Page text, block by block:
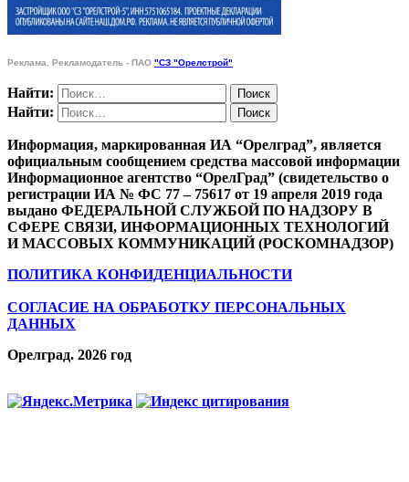
Реклама. Рекламодатель - ПАО "СЗ "Орелстрой"
Найти:
Найти:
Информация, маркированная ИА “Орелград”, является
официальным сообщением средства массовой информации
Информационное агентство “ОрелГрад” (свидетельство о
регистрации ИА № ФС 77 – 75617 от 19 апреля 2019 года
выдано ФЕДЕРАЛЬНОЙ СЛУЖБОЙ ПО НАДЗОРУ В
СФЕРЕ СВЯЗИ, ИНФОРМАЦИОННЫХ ТЕХНОЛОГИЙ
И МАССОВЫХ КОММУНИКАЦИЙ (РОСКОМНАДЗОР)
ПОЛИТИКА КОНФИДЕНЦИАЛЬНОСТИ
СОГЛАСИЕ НА ОБРАБОТКУ ПЕРСОНАЛЬНЫХ
ДАННЫХ
Орелград. 2026 год